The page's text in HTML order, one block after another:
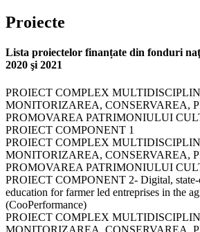
Proiecte
Lista proiectelor finanțate din fonduri
2020 şi 2021
PROIECT COMPLEX
MONITORIZAREA, CONSERVAREA,
PROMOVAREA PATRIMONIULUI
PROIECT COMPONENT 1
PROIECT COMPLEX
MONITORIZAREA, CONSERVAREA,
PROMOVAREA PATRIMONIULUI
PROIECT COMPONENT 2- Digital, state-
education for farmer led entreprises in the
(CooPerformance)
PROIECT COMPLEX
MONITORIZAREA, CONSERVAREA,